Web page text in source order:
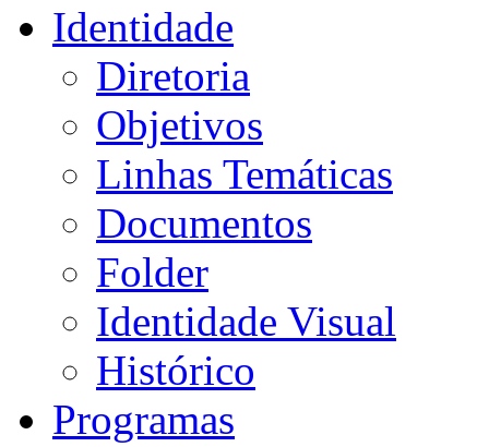
Identidade
Diretoria
Objetivos
Linhas Temáticas
Documentos
Folder
Identidade Visual
Histórico
Programas